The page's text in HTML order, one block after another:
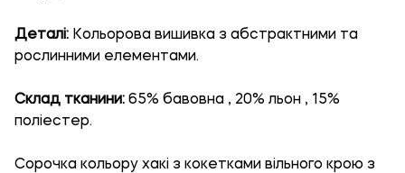
Деталі: Кольорова вишивка з абстрактними та
рослинними елементами.
Склад тканини: 65% бавовна , 20% льон , 15%
поліестер.
Сорочка кольору хакі з кокетками вільного крою з